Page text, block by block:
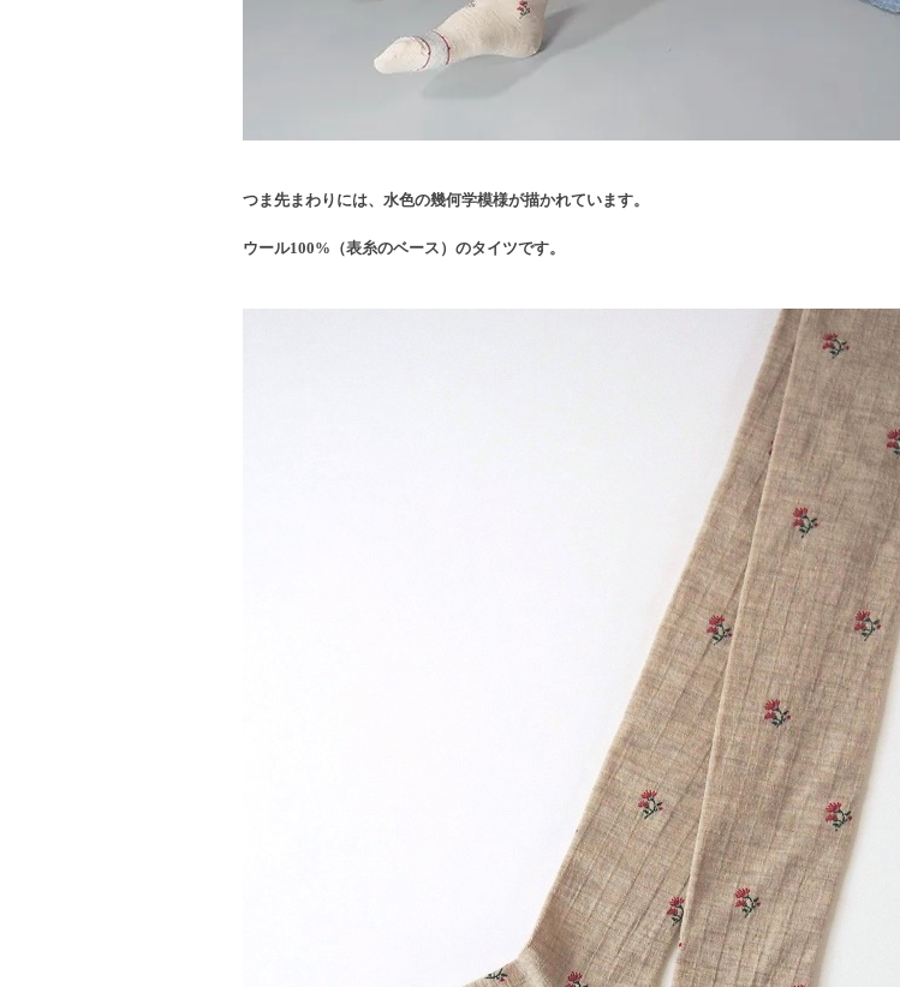
つま先まわりには、水色の幾何学模様が描かれています。
ウール100%（表糸のベース）のタイツです。